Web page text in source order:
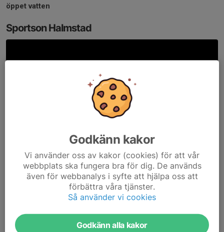
öppet vatten
Sportson Halmstad
15% på service samt hela sortimentet.
(ej hela cyklar)
Idrottscentrum Halland AB
Godkänn kakor
Vi använder oss av kakor (cookies) för att vår
webbplats ska fungera bra för dig. De används
även för webbanalys i syfte att hjälpa oss att
förbättra våra tjänster.
Så använder vi cookies
Godkänn alla kakor